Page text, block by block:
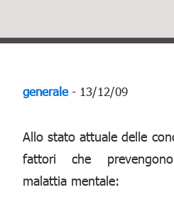
generale- 13/12/09
Allo stato attuale delle
fattori che
malattia mentale: